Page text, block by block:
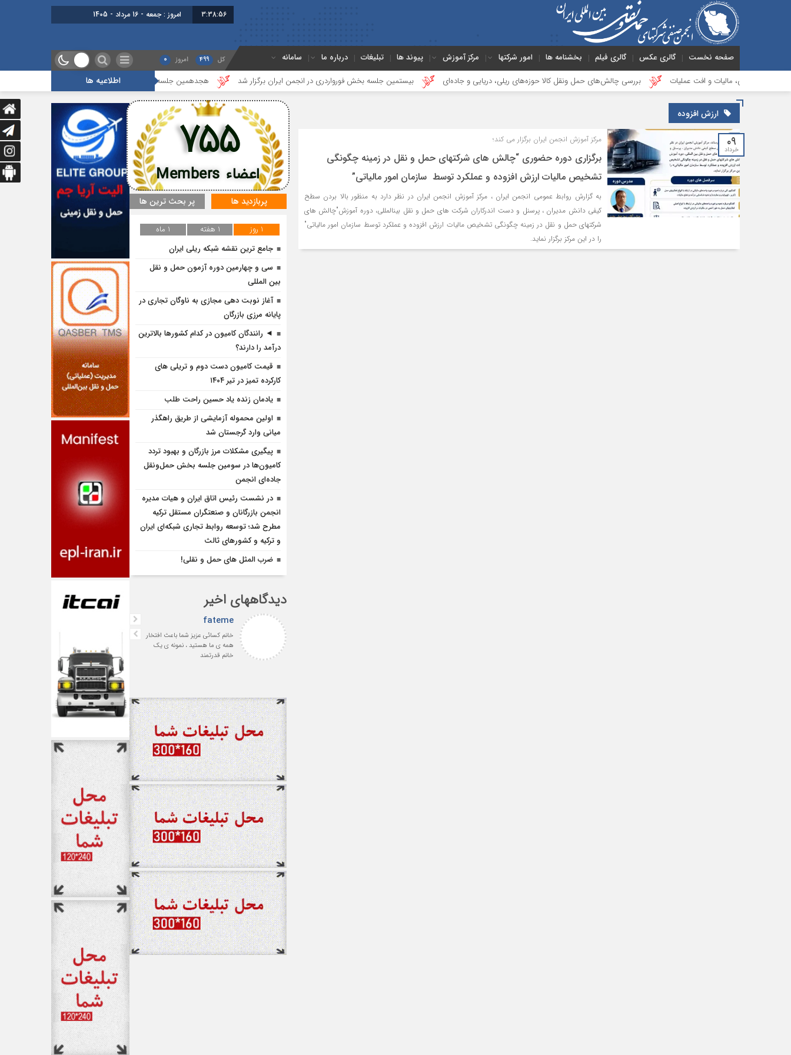
3:38:56 امروز : جمعه - 16 مرداد - 1405
صفحه نخست گالری عکس گالری فیلم بخشنامه ها امور شرکتها مرکز آموزش پیوند ها تبلیغات درباره ما سامانه کل 499 امروز 0
اطلاعیه ها مالیات و افت عملیات بررسی چالش‌های حمل ونقل کالا حوزه‌های ریلی، دریایی و جاده‌ای بیستمین جلسه بخش فورواردری در انجمن ایران برگزار شد هجدهمین جلسه بخش جاده ای برگزار شد
ارزش افزوده
۰۹
خرداد
مرکز آموزش انجمن ایران برگزار می کند؛
برگزاری دوره حضوری “چالش های شرکتهای حمل و نقل در زمینه چگونگی
تشخیص مالیات ارزش افزوده و عملکرد توسط سازمان امور مالیاتی”
به گزارش روابط عمومی انجمن ایران ، مرکز آموزش انجمن ایران در نظر دارد به منظور بالا بردن سطح
کیفی دانش مدیران ، پرسنل و دست اندرکاران شرکت های حمل و نقل بین‫المللی، دوره آموزش"چالش های
شرکتهای حمل و نقل در زمینه چگونگی تشخیص مالیات ارزش افزوده و عملکرد توسط سازمان امور مالیاتی"
را در این مرکز برگزار نماید.‬‬‬‬‬
اعضاء Members
755
پربازدید ها پر بحث ترین ها
1 روز 1 هفته
1 ماه
جامع ترین نقشه شبکه ریلی ایران
سی و چهارمین دوره آزمون حمل و نقل
بین المللی
آغاز نوبت دهی مجازی به ناوگان تجاری در
پایانه مرزی بازرگان
◄ رانندگان کامیون در کدام کشورها بالاترین
درآمد را دارند؟
قیمت کامیون دست دوم و تریلی‌ های
کارکرده تمیز در تیر ۱۴۰۴
یادمان زنده یاد حسین راحت طلب
اولین محموله آزمایشی از طریق راهگذر
میانی وارد گرجستان شد
پیگیری مشکلات مرز بازرگان و بهبود تردد
کامیون‌ها در سومین جلسه بخش حمل‌ونقل
جاده‌ای انجمن
در نشست رئیس اتاق ایران و هیات مدیره
انجمن بازرگانان و صنعتگران مستقل ترکیه
مطرح شد؛ توسعه روابط تجاری شبکه‌ای ایران
و ترکیه و کشورهای ثالث
ضرب المثل های حمل و نقلی!
دیدگاههای اخیر
سمساری‌لر پیشکسوت ارجمند
رئیس اسبق انجمن صنفی
شرکت‌های حمل‌ونقل
ایران
fateme
خانم کسائی عزیز شما باعث افتخار
همه ی ما هستید ، نمونه ی یک
خانم قدرتمند